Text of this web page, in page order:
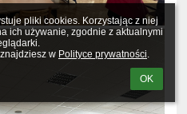
pliki cookies. Korzystając z niej
ich używanie, zgodnie z aktualnymi
w Polityce prywatności.
OK